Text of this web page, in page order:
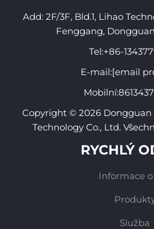
Add: 2F/3F, Bld.1, Lihao
Fenggang,
Tel:+86-
E-mail:[email
Mobilní:
Copyright © 2026 Dongguan
Technology Co., Ltd.
RYCHLÝ
Informace
Služba